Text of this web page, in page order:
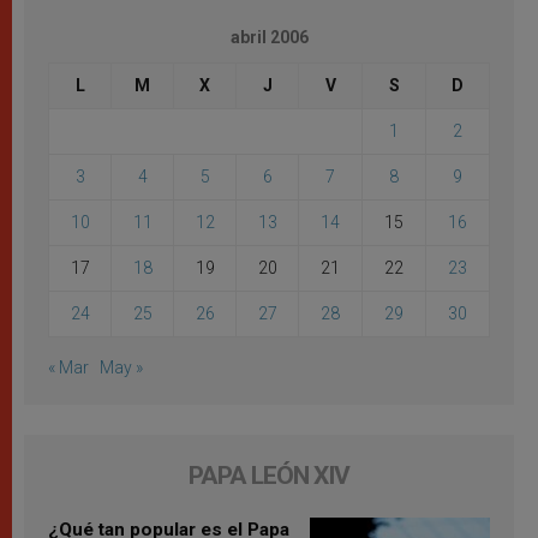
abril 2006
L M X J V S D
1 2
3 4 5 6 7 8 9
10 11 12 13 14 15 16
17 18 19 20 21 22 23
24 25 26 27 28 29 30
« Mar May »
PAPA LEÓN XIV
¿Qué tan popular es el Papa